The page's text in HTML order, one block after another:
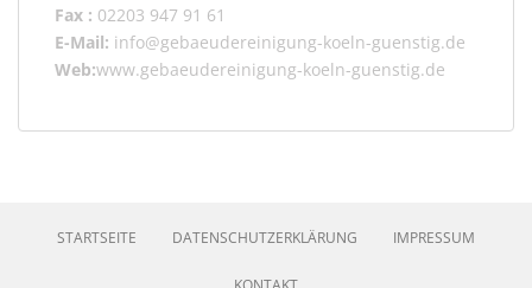
Fax : 02203 947 91 61
E-Mail: info@gebaeudereinigung-koeln-guenstig.de
Web:www.gebaeudereinigung-koeln-guenstig.de
STARTSEITE DATENSCHUTZERKLÄRUNG IMPRESSUM